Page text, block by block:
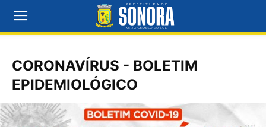
CORONAVÍRUS - BOLETIM
EPIDEMIOLÓGICO